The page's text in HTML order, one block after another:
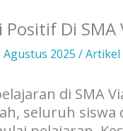
Di
Agustus 2025 /Artikel
di SMA
seluruh